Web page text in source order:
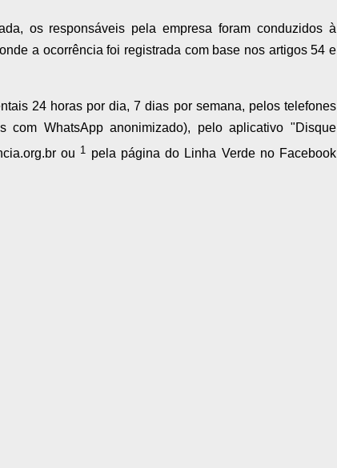
os responsáveis pela empresa foram conduzidos à
a ocorrência foi registrada com base nos artigos 54 e
24 horas por dia, 7 dias por semana, pelos telefones
com WhatsApp anonimizado), pelo aplicativo "Disque
ou 1 pela página do Linha Verde no Facebook